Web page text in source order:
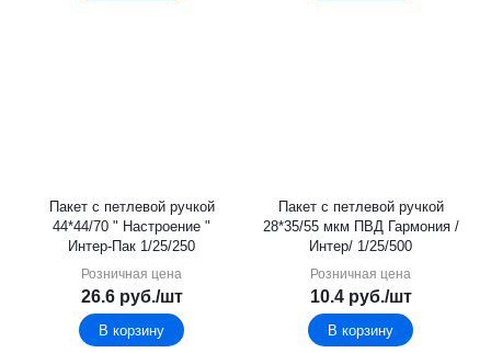
Пакет с петлевой ручкой
44*44/70 " Настроение "
Интер-Пак 1/25/250
Розничная цена
26.6руб./шт
В корзину
Пакет с петлевой ручкой
28*35/55 мкм ПВД Гармония /
Интер/ 1/25/500
Розничная цена
10.4руб./шт
В корзину